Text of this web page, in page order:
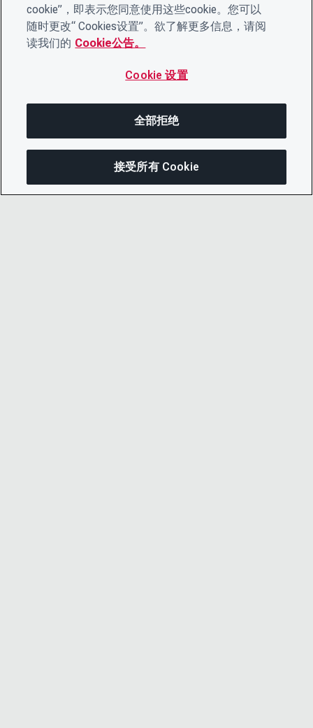
分享此页面 打开菜单
cookie”，即表示您同意使用这些cookie。您可以
随时更改“ Cookies设置”。欲了解更多信息，请阅
读我们的 Cookie公告。
Cookie 设置
全部拒绝
接受所有 Cookie